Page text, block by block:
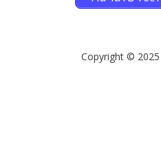
Copyright © 2025